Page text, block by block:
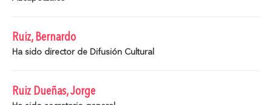
Ruiz, Bernardo
Ha sido director de Difusión Cultural
Ruiz Dueñas, Jorge